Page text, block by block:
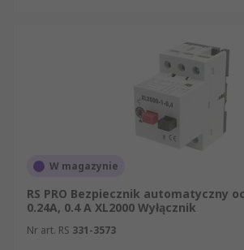
W magazynie
RS PRO Bezpiecznik automatyczny
0.24A, 0.4 A XL2000 Wyłącznik
Nr art. RS 331-3573